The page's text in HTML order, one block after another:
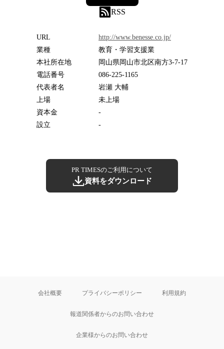
RSS
URL
http://www.benesse.co.jp/
業種
教育・学習支援業
本社所在地
岡山県岡山市北区南方3-7-17
電話番号
086-225-1165
代表者名
岩瀬 大輔
上場
未上場
資本金
-
設立
-
PR TIMESのご利用について
資料をダウンロード
会社概要 プライバシーポリシー 利用規約
報道関係者からのお問い合わせ
企業様からのお問い合わせ